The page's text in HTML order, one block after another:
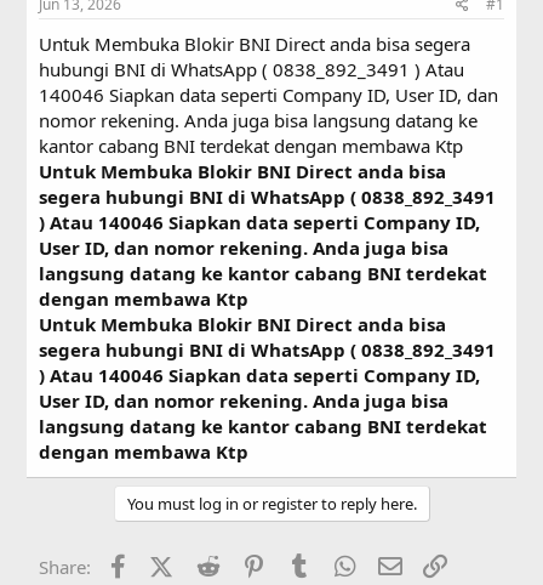
t
r
t
e
r
Untuk Membuka Blokir BNI Direct anda bisa segera
hubungi BNI di WhatsApp ( 0838_892_3491 ) Atau
140046 Siapkan data seperti Company ID, User ID, dan
nomor rekening. Anda juga bisa langsung datang ke
kantor cabang BNI terdekat dengan membawa Ktp
Untuk Membuka Blokir BNI Direct anda bisa
segera hubungi BNI di WhatsApp ( 0838_892_3491
) Atau 140046 Siapkan data seperti Company ID,
User ID, dan nomor rekening. Anda juga bisa
langsung datang ke kantor cabang BNI terdekat
dengan membawa Ktp
Untuk Membuka Blokir BNI Direct anda bisa
segera hubungi BNI di WhatsApp ( 0838_892_3491
) Atau 140046 Siapkan data seperti Company ID,
User ID, dan nomor rekening. Anda juga bisa
langsung datang ke kantor cabang BNI terdekat
dengan membawa Ktp
You must log in or register to reply here.
Share: FacebookX (Twitter)
Reddit PinterestTumblr WhatsApp
Email